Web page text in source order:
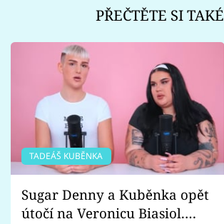
PŘEČTĚTE SI TAKÉ
TADEÁŠ KUBĚNKA
Sugar Denny a Kuběnka opět
útočí na Veronicu Biasiol.